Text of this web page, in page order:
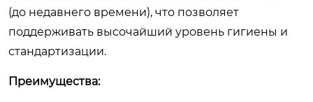
(до недавнего времени), что позволяет
поддерживать высочайший уровень гигиены и
стандартизации.
Преимущества: